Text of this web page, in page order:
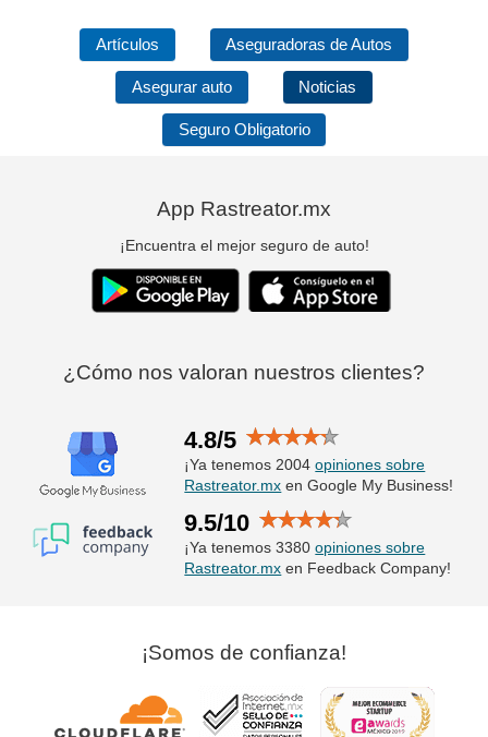
Artículos Aseguradoras de Autos
Asegurar auto Noticias
Seguro Obligatorio
App Rastreator.mx
¡Encuentra el mejor seguro de auto!
¿Cómo nos valoran nuestros clientes?
4.8/5
¡Ya tenemos 2004opiniones sobre
Rastreator.mx en Google My Business!
9.5/10
¡Ya tenemos 3380opiniones sobre
Rastreator.mx en Feedback Company!
¡Somos de confianza!